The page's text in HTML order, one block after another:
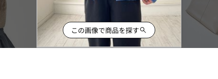
この画像で商品を探す